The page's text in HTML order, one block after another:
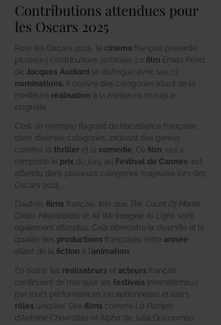
Contributions attendues pour
les Oscars 2025
Pour les Oscars 2025, le cinéma français présente
plusieurs contributions notables. Le film Emilia Pérez
de Jacques Audiard se distingue avec ses 13
nominations. Il couvre des catégories allant de la
meilleure réalisation à la meilleure musique
originale.
C’est un exemple flagrant de l’excellence française
dans diverses catégories, incluant des genres
comme le thriller et la comédie. Ce film, qui a
remporté le prix du jury au Festival de Cannes, est
attendu dans plusieurs catégories majeures lors des
Oscars 2025.
D’autres films français, tels que The Count Of Monte
Cristo, Misericordia etAll We Imagine As Light, sont
également attendus. Cela démontre la diversité et la
qualité des productions françaises cette année,
allant de la fiction à l’animation.
En outre, les réalisateurs et acteurs français
continuent de marquer les festivals internationaux
par leurs performances exceptionnelles et leurs
rôles uniques. Des films comme La Pampa
d’Antoine Chevrollier etAlpha de Julia Ducournau